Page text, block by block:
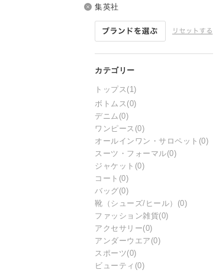
集英社
トップス (1)
ボトムス (0)
デニム (0)
ワンピース (0)
オールインワン・サロペット (0)
スーツ・フォーマル(0)
ジャケット (0)
コート (0)
バッグ(0)
靴（シューズ/ヒール） (0)
ファッション雑貨(0)
アクセサリー(0)
アンダーウエア (0)
スポーツ(0)
ビューティ (0)